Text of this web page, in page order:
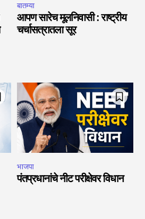
बातम्या
आपण सारेच मूलनिवासी : राष्ट्रीय
चर्चासत्रातला सूर
भाजपा
पंतप्रधानांचे नीट परीक्षेवर विधान